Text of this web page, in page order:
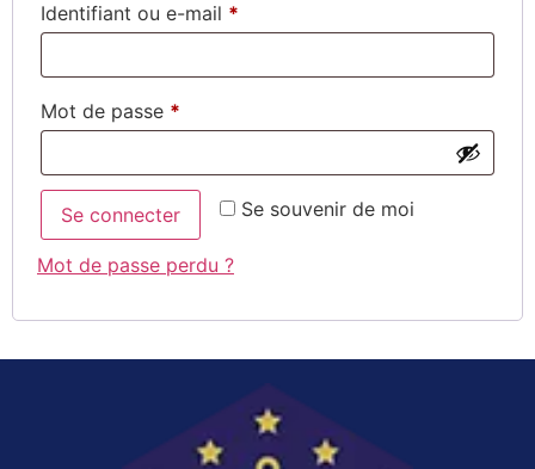
Identifiant ou e-mail *
Mot de passe *
Se souvenir de moi
Se connecter
Mot de passe perdu ?